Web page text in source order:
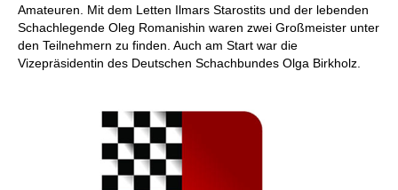
Amateuren. Mit dem Letten Ilmars Starostits und der lebenden
Schachlegende Oleg Romanishin waren zwei Großmeister unter
den Teilnehmern zu finden. Auch am Start war die
Vizepräsidentin des Deutschen Schachbundes Olga Birkholz.